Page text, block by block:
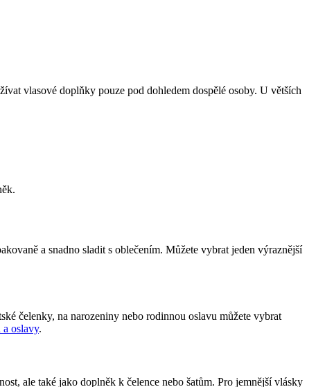
vlasové doplňky pouze pod dohledem dospělé osoby. U větších
a snadno sladit s oblečením. Můžete vybrat jeden výraznější
čelenky, na narozeniny nebo rodinnou oslavu můžete vybrat
a oslavy.
ale také jako doplněk k čelence nebo šatům. Pro jemnější vlásky